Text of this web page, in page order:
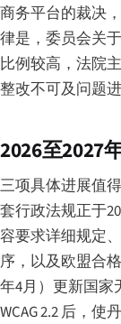
商务平台的裁决
律是，委员会关
比例较高，法院
整改不可及问题进
2026至2027
三项具体进展值
套行政法规正于
容要求详细规定
序，以及欧盟合
年4月）更新国家
WCAG 2.2 后，使